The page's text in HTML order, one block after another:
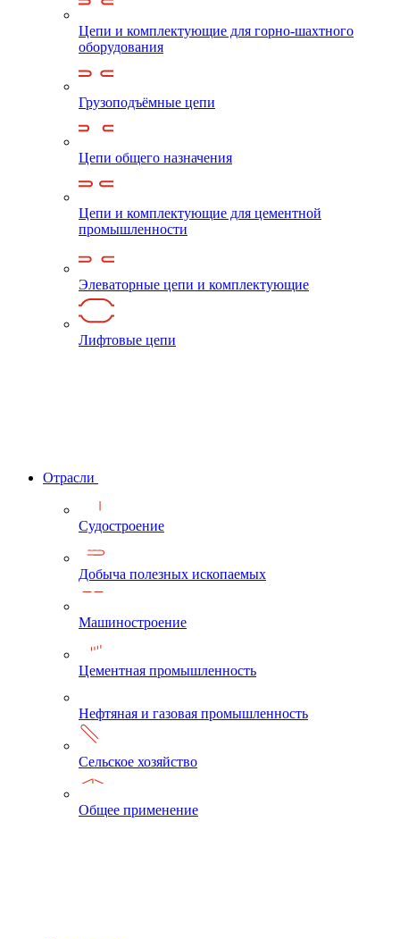
Цепи и комплектующие для горно-шахтного
оборудования
Грузоподъёмные цепи
Цепи общего назначения
Цепи и комплектующие для цементной
промышленности
Элеваторные цепи и комплектующие
Лифтовые цепи
Отрасли
Судостроение
Добыча полезных ископаемых
Машиностроение
Цементная промышленность
Нефтяная и газовая промышленность
Сельское хозяйство
Общее применение